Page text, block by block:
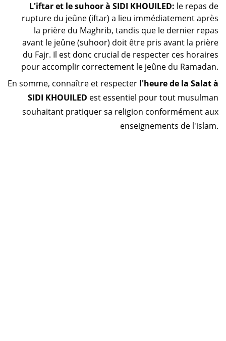
L'iftar et le suhoor à SIDI KHOUILED: le repas de
rupture du jeûne (iftar) a lieu immédiatement après
la prière du Maghrib, tandis que le dernier repas
avant le jeûne (suhoor) doit être pris avant la prière
du Fajr. Il est donc crucial de respecter ces horaires
pour accomplir correctement le jeûne du Ramadan.
En somme, connaître et respecter l'heure de la Salat à
SIDI KHOUILED est essentiel pour tout musulman
souhaitant pratiquer sa religion conformément aux
enseignements de l'islam.